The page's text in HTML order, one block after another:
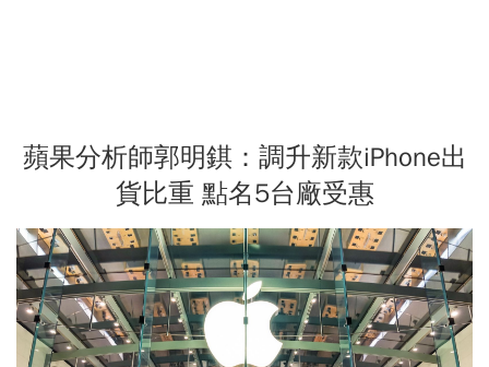
蘋果分析師郭明錤：調升新款iPhone出
貨比重 點名5台廠受惠